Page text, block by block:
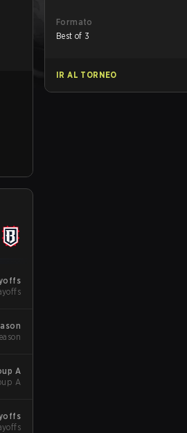
A
A
Formato
Best of 3
IR AL TORNEO